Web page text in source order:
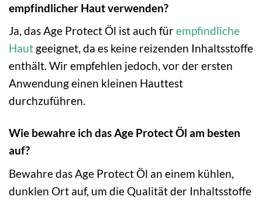
empfindlicher Haut verwenden?
Ja, das Age Protect Öl ist auch fürempfindliche
Haut geeignet, da es keine reizenden Inhaltsstoffe
enthält. Wir empfehlen jedoch, vor der ersten
Anwendung einen kleinen Hauttest
durchzuführen.
Wie bewahre ich das Age Protect Öl am besten
auf?
Bewahre das Age Protect Öl an einem kühlen,
dunklen Ort auf, um die Qualität der Inhaltsstoffe